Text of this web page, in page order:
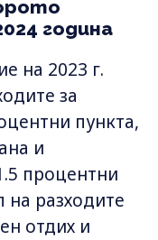
година
на 2023 г.
за
пункта,
и
процентни
на разходите
отдих и